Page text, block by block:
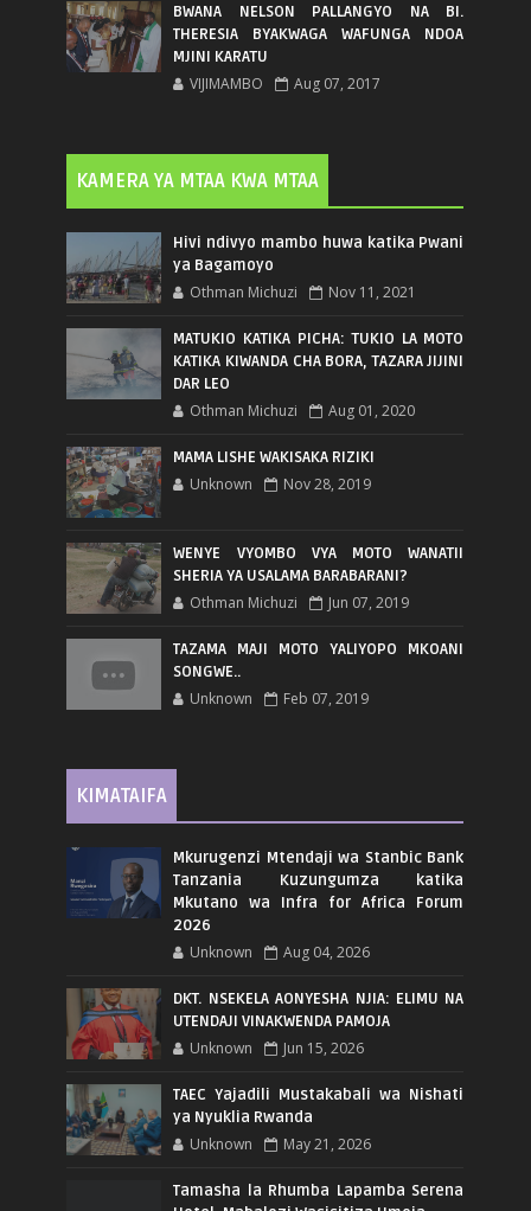
BWANA NELSON PALLANGYO NA BI.
THERESIA BYAKWAGA WAFUNGA NDOA
MJINI KARATU
VIJIMAMBO Aug 07, 2017
KAMERA YA MTAA KWA MTAA
Hivi ndivyo mambo huwa katika Pwani
ya Bagamoyo
Othman Michuzi Nov 11, 2021
MATUKIO KATIKA PICHA: TUKIO LA MOTO
KATIKA KIWANDA CHA BORA, TAZARA JIJINI
DAR LEO
Othman Michuzi Aug 01, 2020
MAMA LISHE WAKISAKA RIZIKI
Unknown Nov 28, 2019
WENYE VYOMBO VYA MOTO WANATII
SHERIA YA USALAMA BARABARANI?
Othman Michuzi Jun 07, 2019
TAZAMA MAJI MOTO YALIYOPO MKOANI
SONGWE..
Unknown Feb 07, 2019
KIMATAIFA
Mkurugenzi Mtendaji wa Stanbic Bank
Tanzania Kuzungumza katika
Mkutano wa Infra for Africa Forum
2026
Unknown Aug 04, 2026
DKT. NSEKELA AONYESHA NJIA: ELIMU NA
UTENDAJI VINAKWENDA PAMOJA
Unknown Jun 15, 2026
TAEC Yajadili Mustakabali wa Nishati
ya Nyuklia Rwanda
Unknown May 21, 2026
Tamasha la Rhumba Lapamba Serena